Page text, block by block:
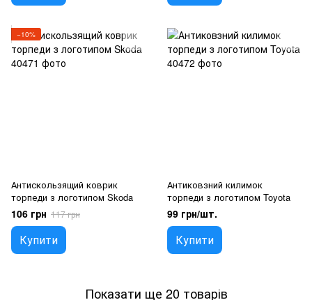
−10%
Антискользящий коврик
торпеди з логотипом Skoda
106 грн 117 грн
Купити
Антиковзний килимок
торпеди з логотипом Toyota
99 грн/шт.
Купити
Показати ще 20 товарів